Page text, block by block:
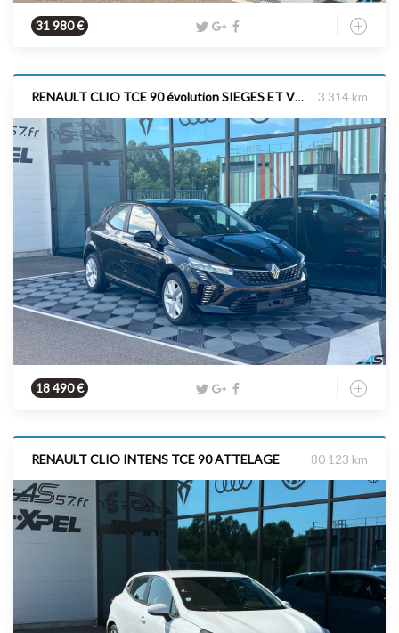
Hybride 2026 160 cv
31 980 €
RENAULT CLIO TCE 90 évolution SIEGES ET VOLANT CHAUFFANTS 3 314 km
Essence 2025
18 490 €
RENAULT CLIO INTENS TCE 90 ATTELAGE 80 123 km